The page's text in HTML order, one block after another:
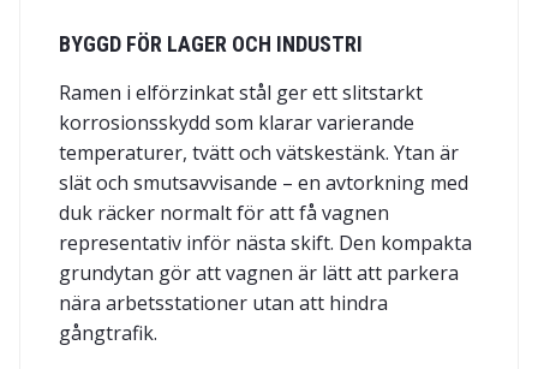
BYGGD FÖR LAGER OCH INDUSTRI
Ramen i elförzinkat stål ger ett slitstarkt
korrosionsskydd som klarar varierande
temperaturer, tvätt och vätskestänk. Ytan är
slät och smutsavvisande – en avtorkning med
duk räcker normalt för att få vagnen
representativ inför nästa skift. Den kompakta
grundytan gör att vagnen är lätt att parkera
nära arbetsstationer utan att hindra
gångtrafik.